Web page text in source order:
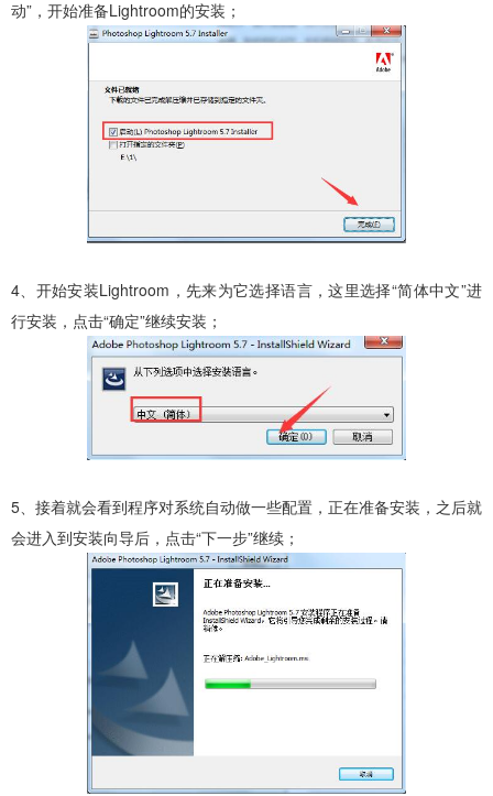
动”，开始准备Lightroom的安装；
4、开始安装Lightroom，先来为它选择语言，这里选择“简体中文”进
行安装，点击“确定”继续安装；
5、接着就会看到程序对系统自动做一些配置，正在准备安装，之后就
会进入到安装向导后，点击“下一步”继续；